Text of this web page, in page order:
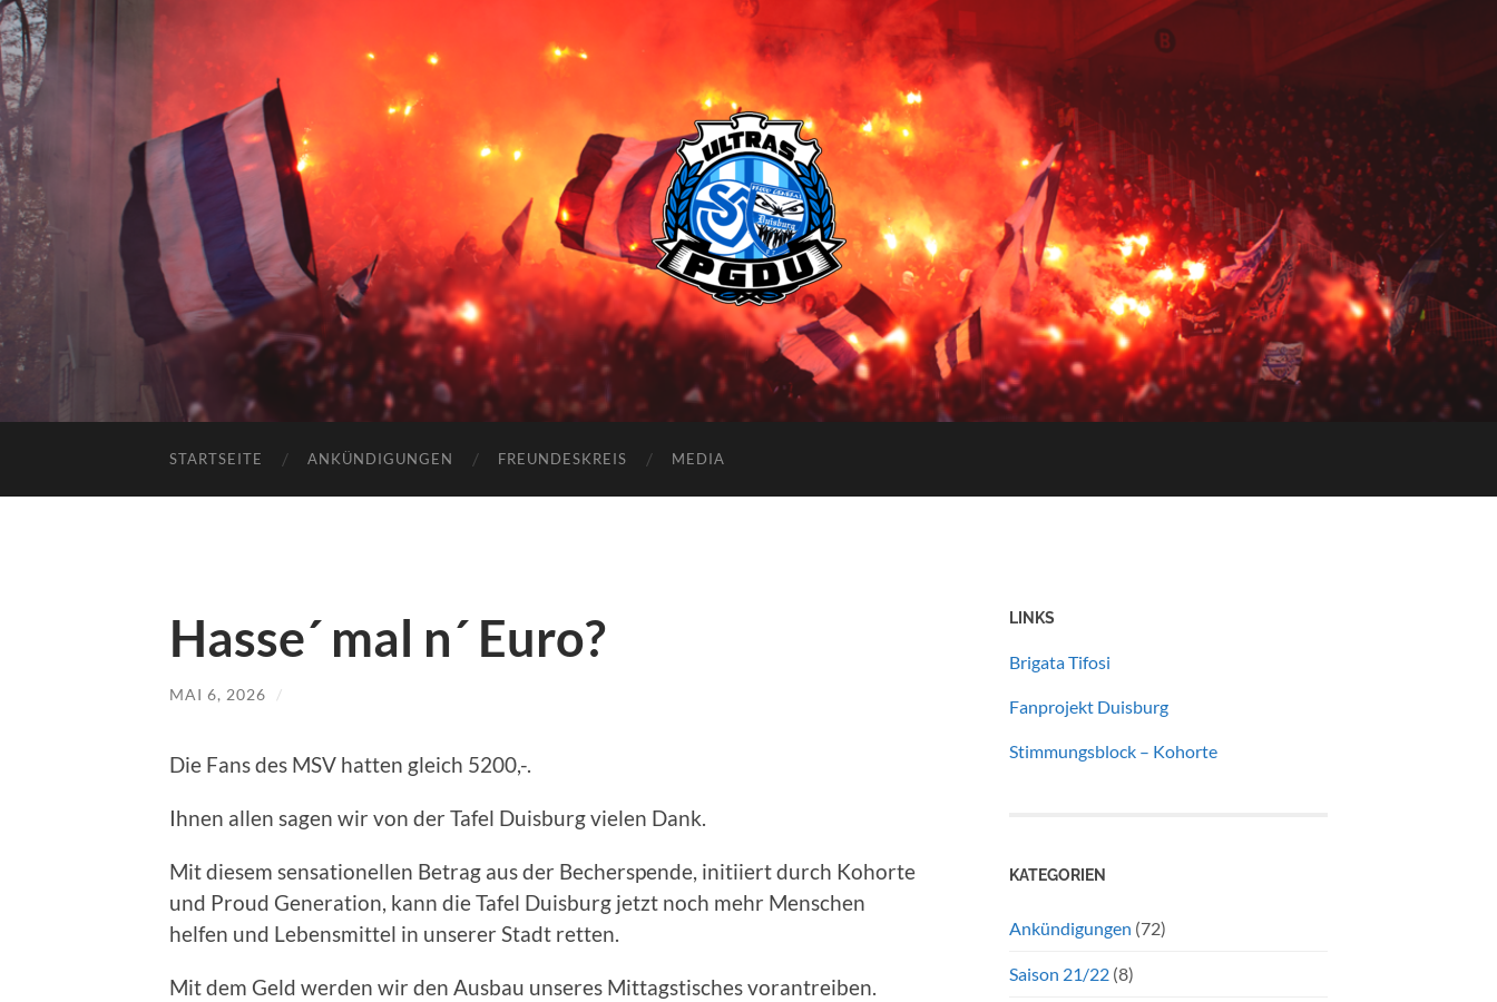
Proud
Generation
Duisburg
STARTSEITE ANKÜNDIGUNGEN FREUNDESKREIS MEDIA
Hasse´ mal n´ Euro?
MAI 6, 2026 /
Die Fans des MSV hatten gleich 5200,-.
Ihnen allen sagen wir von der Tafel Duisburg vielen Dank.
Mit diesem sensationellen Betrag aus der Becherspende, initiiert durch Kohorte
und Proud Generation, kann die Tafel Duisburg jetzt noch mehr Menschen
helfen und Lebensmittel in unserer Stadt retten.
Mit dem Geld werden wir den Ausbau unseres Mittagstisches vorantreiben.
LINKS
Brigata Tifosi
Fanprojekt Duisburg
Stimmungsblock – Kohorte
KATEGORIEN
Ankündigungen (72)
Saison 21/22 (8)